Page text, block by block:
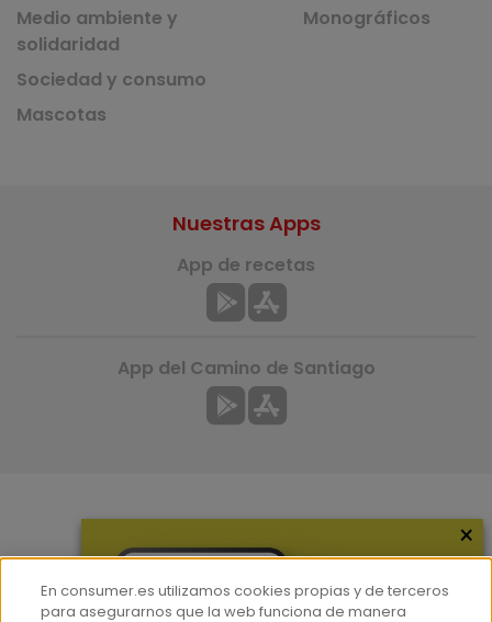
Medio ambiente y
solidaridad
Sociedad y consumo
Mascotas
Monográficos
Hemeroteca
Nuestras Apps
App de recetas
App del Camino de Santiago
×
En consumer.es utilizamos cookies propias y de terceros
para asegurarnos que la web funciona de manera